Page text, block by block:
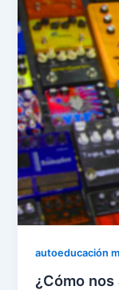
autoeducación
¿Cómo